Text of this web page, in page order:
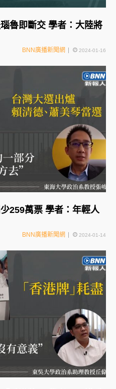
魯即斷交 學者：大陸將
BNN廣播新聞網 2024-01-16
259萬票 學者：年輕人
BNN廣播新聞網 2024-01-14